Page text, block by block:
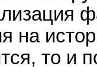
на
то и